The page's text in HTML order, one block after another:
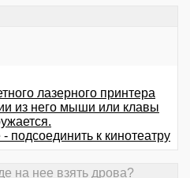
лазерного принтера
из него мыши или клавы
подсоединить к кинотеатру
на нее взять дрова?